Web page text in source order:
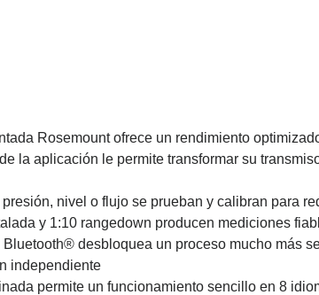
Rosemount ofrece un rendimiento
la aplicación le permite transformar su
nivel o flujo se prueban y calibran para
y 1:10 rangedown producen mediciones
desbloquea un proceso mucho más
independiente
permite un funcionamiento sencillo en 8